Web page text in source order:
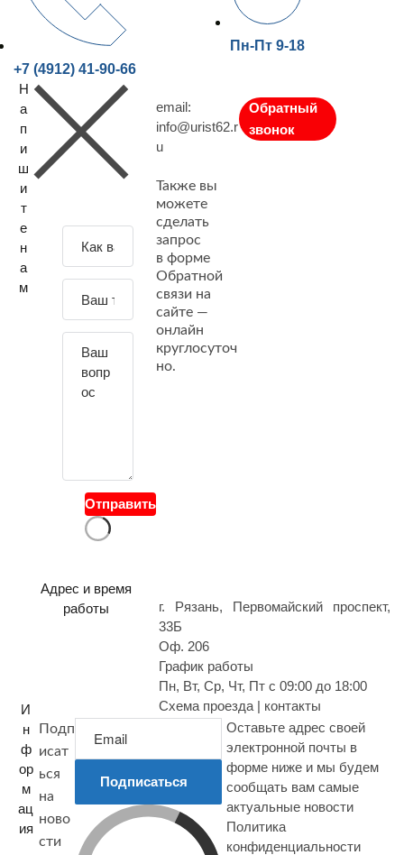
+7 (4912) 41-90-66
Пн-Пт 9-18
Н
а
п
и
ш
и
т
е
н
а
м
Отправить
email:
info@urist62.r
u
Также вы
можете
сделать
запрос
в форме
Обратной
связи на
сайте —
онлайн
круглосуточ
но.
Обратный
звонок
Адрес и время
работы
г. Рязань, Первомайский проспект,
33Б
Оф. 206
График работы
Пн, Вт, Ср, Чт, Пт с 09:00 до 18:00
Схема проезда | контакты
И
н
ф
ор
м
ац
ия
Подп
исат
ься
на
ново
сти
Подписаться
Оставьте адрес своей
электронной почты в
форме ниже и мы будем
сообщать вам самые
актуальные новости
Политика
конфиденциальности